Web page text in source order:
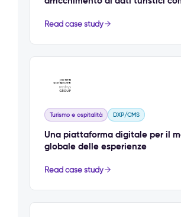
Read case study
Turismo e ospitalità DXP/CMS
Una piattaforma digitale per il
globale delle esperienze
Read case study